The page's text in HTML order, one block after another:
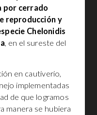
por cerrado
reproducción y
Chelonidis
, en el sureste del
en cautiverio,
implementadas
de que logramos
manera se hubiera